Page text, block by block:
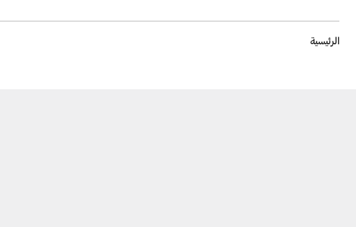
Breadcrumb
الرئيسية